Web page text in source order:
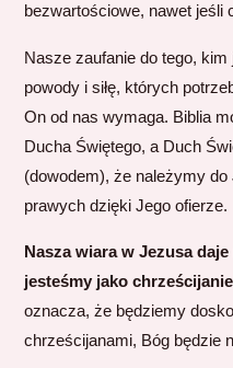
bezwartościowe, nawet jeśli
Nasze zaufanie do tego,
powody i siłę, których
On od nas wymaga. Biblia
Ducha Świętego, a Duch
(dowodem), że należymy
prawych dzięki Jego ofierze.
Nasza wiara w Jezusa
jesteśmy jako
oznacza, że będziemy
chrześcijanami, Bóg będzie